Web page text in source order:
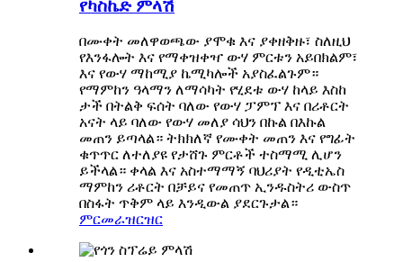
የካስኬድ ምላሽ
በሙቀት መለዋወጫው ያሞቁ እና ያቀዘቅዙ፣ ስለዚህ
የእንፋሎት እና የማቀዝቀዣ ውሃ ምርቱን አይበክልም፣
እና የውሃ ማከሚያ ኬሚካሎች አያስፈልጉም።
የማምከን ዓላማን ለማሳካት የሂደቱ ውሃ ከላይ እስከ
ታች በትልቅ ፍሰት ባለው የውሃ ፓምፕ እና በሪቶርት
አናት ላይ ባለው የውሃ መለያ ሳህን በኩል በእኩል
መጠን ይጣላል። ትክክለኛ የሙቀት መጠን እና የግፊት
ቁጥጥር ለተለያዩ የታሸጉ ምርቶች ተስማሚ ሊሆን
ይችላል። ቀላል እና አስተማማኝ ባህሪያት የዲቲኤስ
ማምከን ሪቶርት በቻይና የመጠጥ ኢንዱስትሪ ውስጥ
በስፋት ጥቅም ላይ እንዲውል ያደርጉታል።
ምርመራዝርዝር